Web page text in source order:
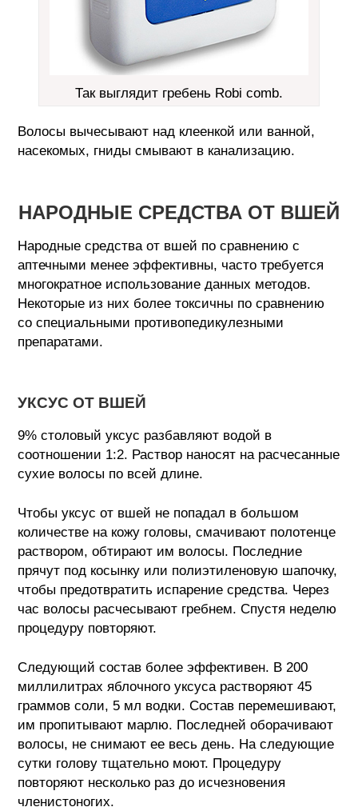
Так выглядит гребень Robi comb.
Волосы вычесывают над клеенкой или ванной,
насекомых, гниды смывают в канализацию.
НАРОДНЫЕ СРЕДСТВА ОТ ВШЕЙ
Народные средства от вшей по сравнению с
аптечными менее эффективны, часто требуется
многократное использование данных методов.
Некоторые из них более токсичны по сравнению
со специальными противопедикулезными
препаратами.
УКСУС ОТ ВШЕЙ
9% столовый уксус разбавляют водой в
соотношении 1:2. Раствор наносят на расчесанные
сухие волосы по всей длине.
Чтобы уксус от вшей не попадал в большом
количестве на кожу головы, смачивают полотенце
раствором, обтирают им волосы. Последние
прячут под косынку или полиэтиленовую шапочку,
чтобы предотвратить испарение средства. Через
час волосы расчесывают гребнем. Спустя неделю
процедуру повторяют.
Следующий состав более эффективен. В 200
миллилитрах яблочного уксуса растворяют 45
граммов соли, 5 мл водки. Состав перемешивают,
им пропитывают марлю. Последней оборачивают
волосы, не снимают ее весь день. На следующие
сутки голову тщательно моют. Процедуру
повторяют несколько раз до исчезновения
членистоногих.